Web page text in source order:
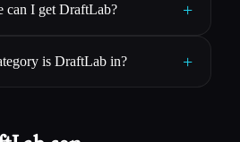
can I get DraftLab? +
is DraftLab in? +